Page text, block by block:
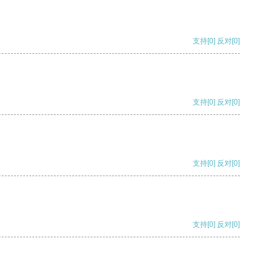
支持[0] 反对[0]
支持[0] 反对[0]
支持[0] 反对[0]
支持[0] 反对[0]